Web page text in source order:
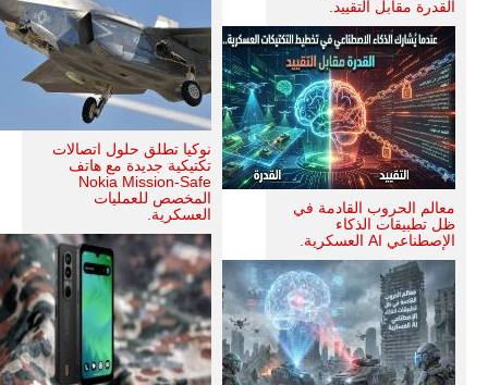
القدرة مقابل التقييد.
معالم الحروب القادمة في
ظل تطبيقات الذكاء
الإصطناعي AI العسكرية.
نوكيا تطلق حلول اتصالات
تكتيكية جديدة مع هاتف
Nokia Mission-Safe
المخصص للعمليات
العسكرية.